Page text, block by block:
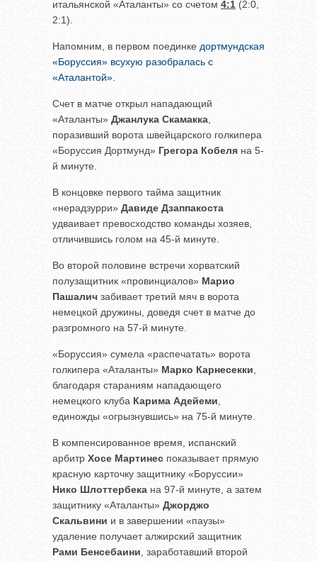
итальянской «Аталанты» со счетом 4:1 (2:0,
2:1).
Напомним, в первом поединке дортмундская
«Боруссия» всухую разобралась с
«Аталантой»
Счет в матче открыл нападающий
«Аталанты» Джанлука Скамакка
поразивший ворота швейцарского голкипера
«Боруссия Дортмунд» Грегора Кобеля на 5-
й минуте.
В концовке первого тайма защитник
«нерадзурри» Давиде Дзаппакоста
удваивает превосходство команды хозяев,
отличившись голом на 45-й минуте.
Во второй половине встречи хорватский
полузащитник «провинциалов» Марио
Пашалич забивает третий мяч в ворота
немецкой дружины, доведя счет в матче до
разгромного на 57-й минуте.
«Боруссия» сумела «распечатать» ворота
голкипера «Аталанты» Марко Карнесекки
благодаря стараниям нападающего
немецкого клуба Карима Адейеми
единожды «огрызнувшись» на 75-й минуте.
В компенсированное время, испанский
арбитр Хосе Мартинес показывает прямую
красную карточку защитнику «Боруссии»
Нико Шлоттербека на 97-й минуте, а затем
защитнику «Аталанты» Джорджо
Скальвини и в завершении «паузы»
удаление получает алжирский защитник
Рами Бенсебаини , заработавший второй